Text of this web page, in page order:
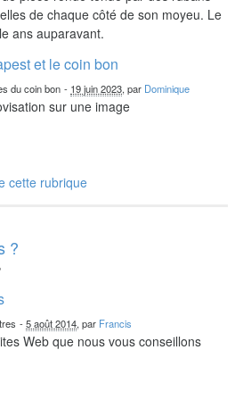
de chaque côté de son moyeu. Le
ans auparavant.
et le coin bon
du coin bon - 19 juin 2023, par Dominique
sur une image
cette rubrique
?
-5 août 2014, par Francis
Web que nous vous conseillons